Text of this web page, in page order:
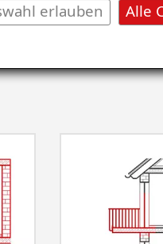
Alle
erlauben